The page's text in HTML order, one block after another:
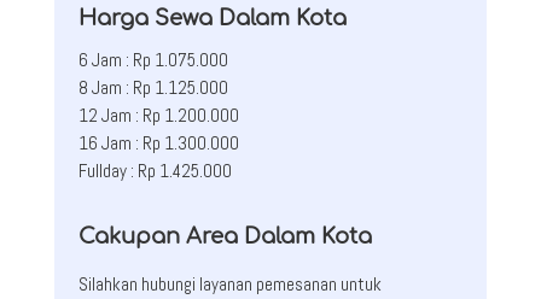
Harga Sewa Dalam Kota
6 Jam : Rp 1.075.000
8 Jam : Rp 1.125.000
12 Jam : Rp 1.200.000
16 Jam : Rp 1.300.000
Fullday : Rp 1.425.000
Cakupan Area Dalam Kota
Silahkan hubungi layanan pemesanan untuk